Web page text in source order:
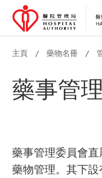
主頁 藥物名冊
藥事管
藥事管理委員會
藥物管理。其下